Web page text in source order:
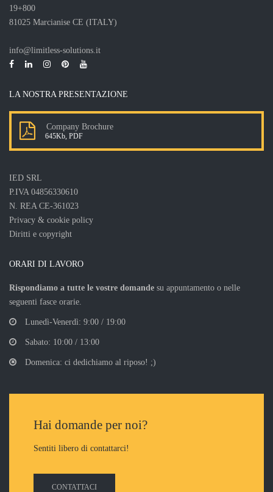
19+800
81025 Marcianise CE (ITALY)
info@limitless-solutions.it
LA NOSTRA PRESENTAZIONE
Company Brochure
645Kb, PDF
IED SRL
P.IVA 04856330610
N. REA CE-361023
Privacy & cookie policy
Diritti e copyright
ORARI DI LAVORO
Rispondiamo a tutte le vostre domande su appuntamento o nelle
seguenti fasce orarie.
Lunedì-Venerdì: 9:00 / 19:00
Sabato: 10:00 / 13:00
Domenica: ci dedichiamo al riposo! ;)
Hai domande per noi?
Sentiti libero di contattarci!
CONTATTACI